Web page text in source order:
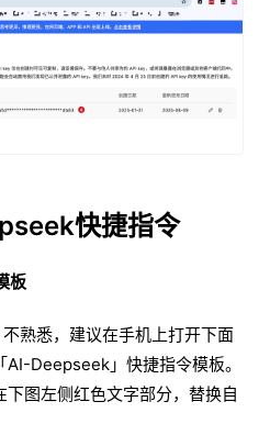
快捷指令
板
熟悉，建议在手机上打开下面
Deepseek」快捷指令模板。
图左侧红色文字部分，替换自